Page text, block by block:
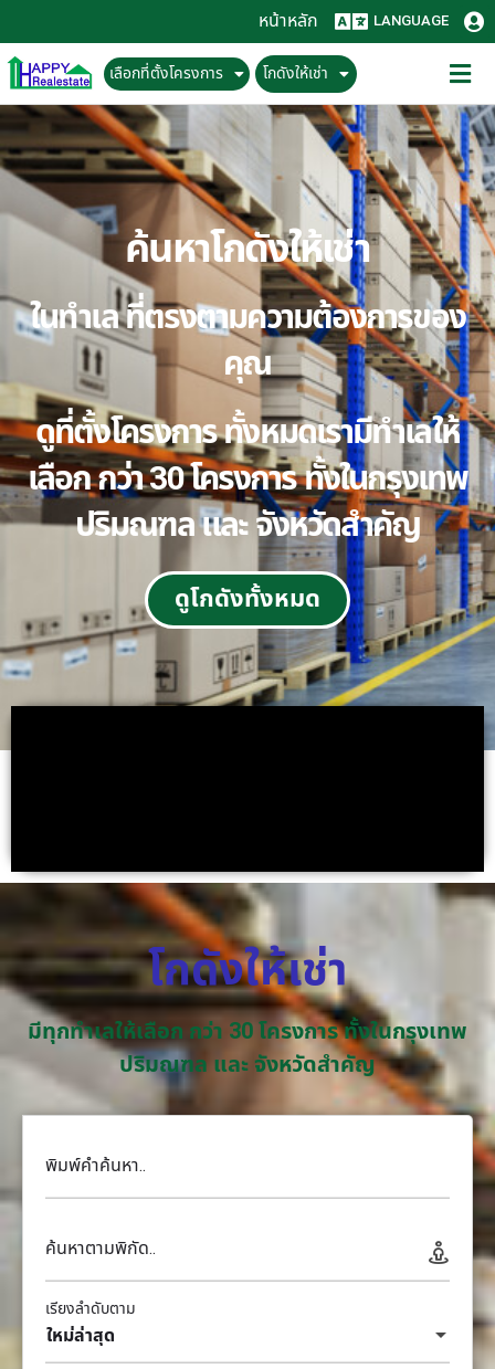
หน้าหลัก LANGUAGE
เลือกที่ตั้งโครงการ โกดังให้เช่า
ค้นหาโกดังให้เช่า
ในทำเล ที่ตรงตามความต้องการของ
คุณ
ดูที่ตั้งโครงการ ทั้งหมดเรามีทำเลให้
เลือก กว่า 30 โครงการ ทั้งในกรุงเทพ
ปริมณฑล และ จังหวัดสำคัญ
ดูโกดังทั้งหมด
โกดังให้เช่า
มีทุกทำเลให้เลือก กว่า 30 โครงการ ทั้งในกรุงเทพ
ปริมณฑล และ จังหวัดสำคัญ
พิมพ์คำค้นหา..
ค้นหาตามพิกัด..
ใหม่ล่าสุด
เรียงลำดับตาม